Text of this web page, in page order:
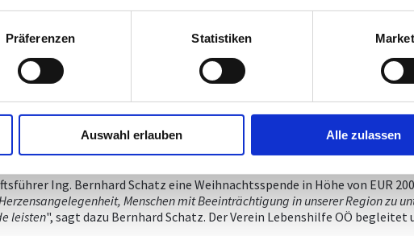
Präferenzen Statistiken
Auswahl erlauben Alle zulassen
Oberösterreich, macht sich stark für Menschen im Bereich Integration
Ing. Bernhard Schatz eine Weihnachtsspende in Höhe von EUR
Menschen mit Beeinträchtigung in unserer Region zu
leisten", sagt dazu Bernhard Schatz. Der Verein Lebenshilfe OÖ